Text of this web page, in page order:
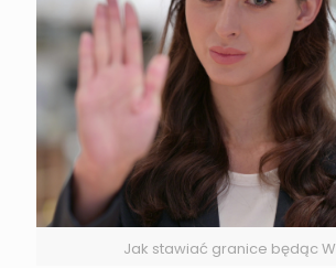
Jak stawiać granice będąc